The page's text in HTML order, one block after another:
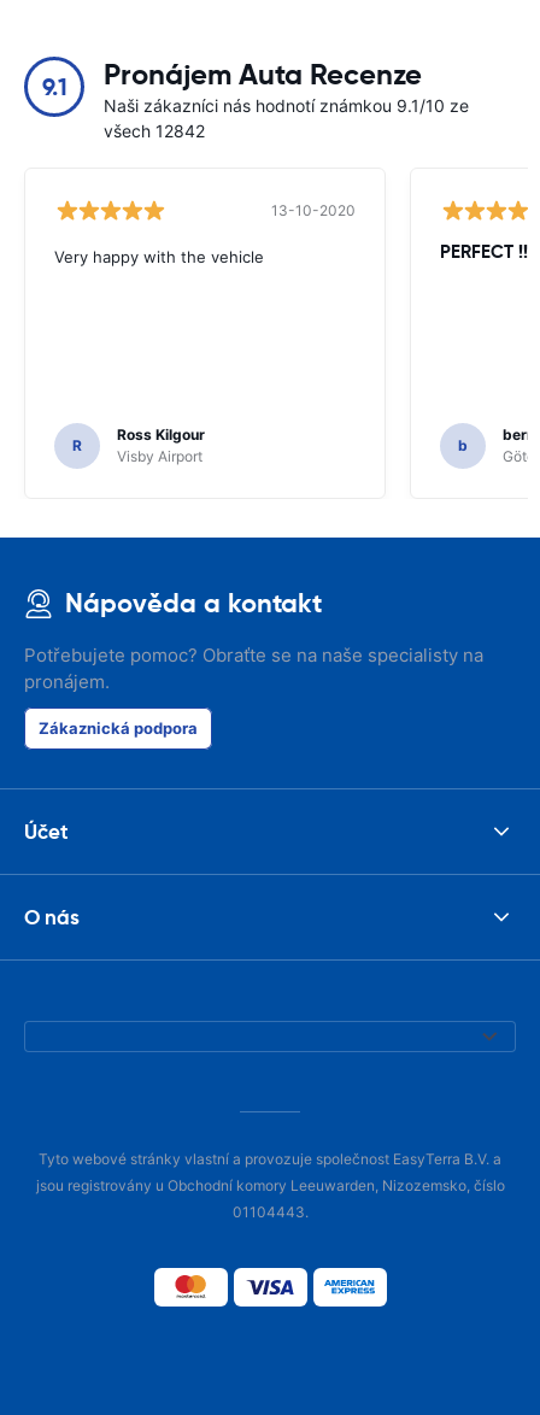
9.1 Pronájem Auta Recenze
Naši zákazníci nás hodnotí známkou 9.1/10 ze
všech 12842
13-10-2020
Very happy with the vehicle
R
Ross Kilgour
Visby Airport
PERFECT
b
Nápověda a kontakt
Potřebujete pomoc? Obraťte se na naše specialisty na
pronájem.
Zákaznická podpora
Účet
O nás
Tyto webové stránky vlastní a provozuje společnost EasyTerra B.V. a
jsou registrovány u Obchodní komory Leeuwarden, Nizozemsko, číslo
01104443.